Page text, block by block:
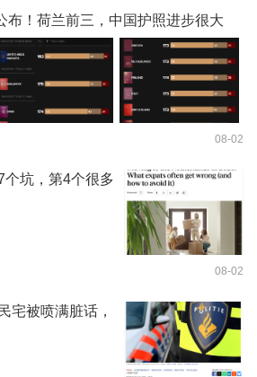
布！荷兰前三，中国护照进步很大
08-02
个坑，第4个很多
08-02
宅被喷满脏话，